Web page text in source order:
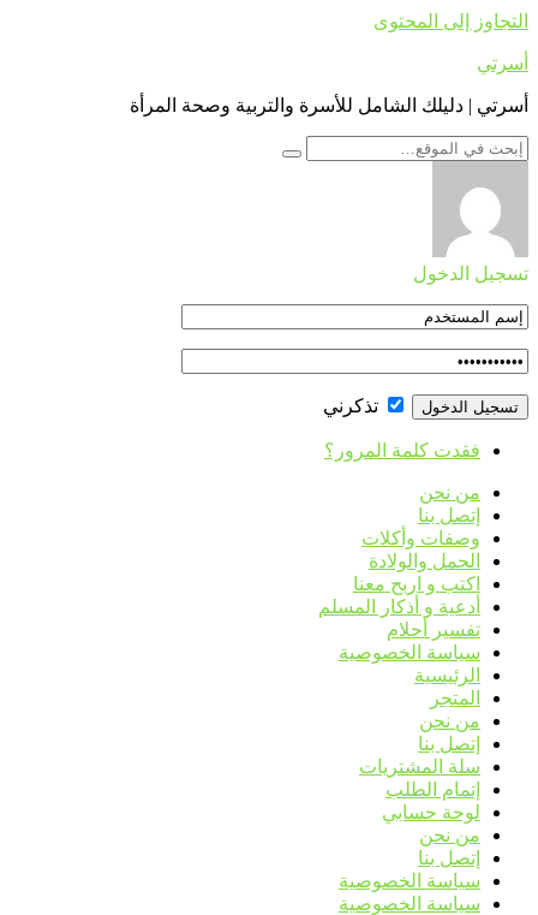
التجاوز إلى المحتوى
أسرتي
أسرتي | دليلك الشامل للأسرة والتربية وصحة المرأة
تسجيل الدخول
تذكرني
فقدت كلمة المرور؟
من نحن
إتصل بنا
وصفات وأكلات
الحمل والولادة
اكتب و اربح معنا
أدعية و أذكار المسلم
تفسير أحلام
سياسة الخصوصية
الرئيسية
المتجر
من نحن
إتصل بنا
سلة المشتريات
إتمام الطلب
لوحة حسابي
من نحن
إتصل بنا
سياسة الخصوصية
سياسة الخصوصية